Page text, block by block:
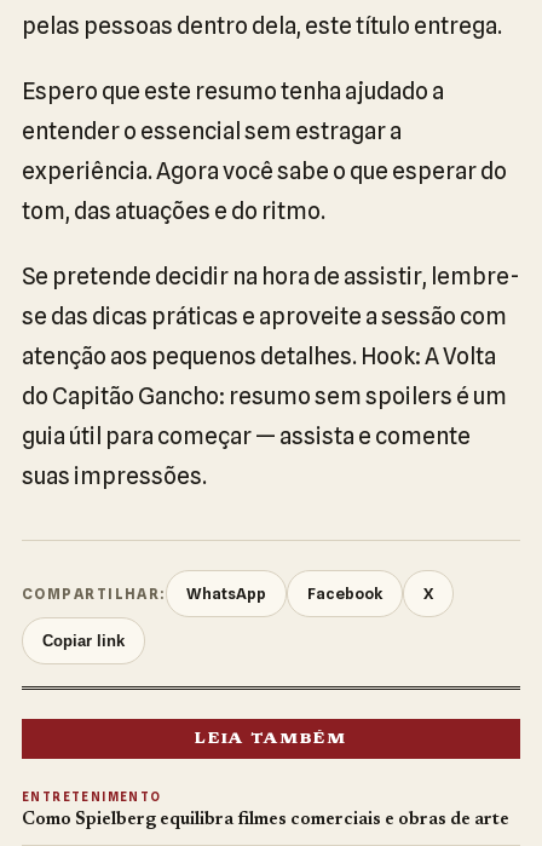
pelas pessoas dentro dela, este título entrega.
Espero que este resumo tenha ajudado a
entender o essencial sem estragar a
experiência. Agora você sabe o que esperar do
tom, das atuações e do ritmo.
Se pretende decidir na hora de assistir, lembre-
se das dicas práticas e aproveite a sessão com
atenção aos pequenos detalhes. Hook: A Volta
do Capitão Gancho: resumo sem spoilers é um
guia útil para começar — assista e comente
suas impressões.
COMPARTILHAR: WhatsApp Facebook X
Copiar link
LEIA TAMBÉM
ENTRETENIMENTO
Como Spielberg equilibra filmes comerciais e obras de arte